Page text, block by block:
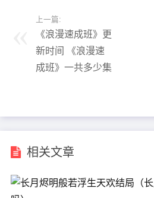
上一篇:
《浪漫速成班》更
新时间 《浪漫速
成班》一共多少集
相关文章